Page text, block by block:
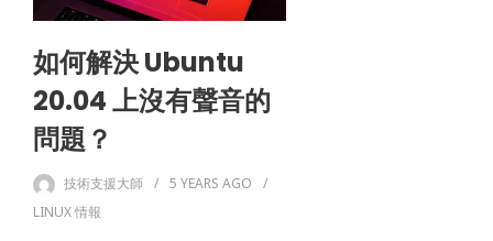
如何解決 Ubuntu
20.04 上沒有聲音的
問題？
技術支援大師 5 YEARS AGO
LINUX 情報